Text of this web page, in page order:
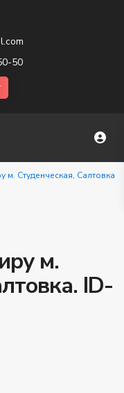
50
м. Студенческая, Салтовка
м.
ID-